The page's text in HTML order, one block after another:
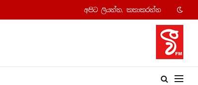
අපි​ට ලියන්න, කතාකරන්​න